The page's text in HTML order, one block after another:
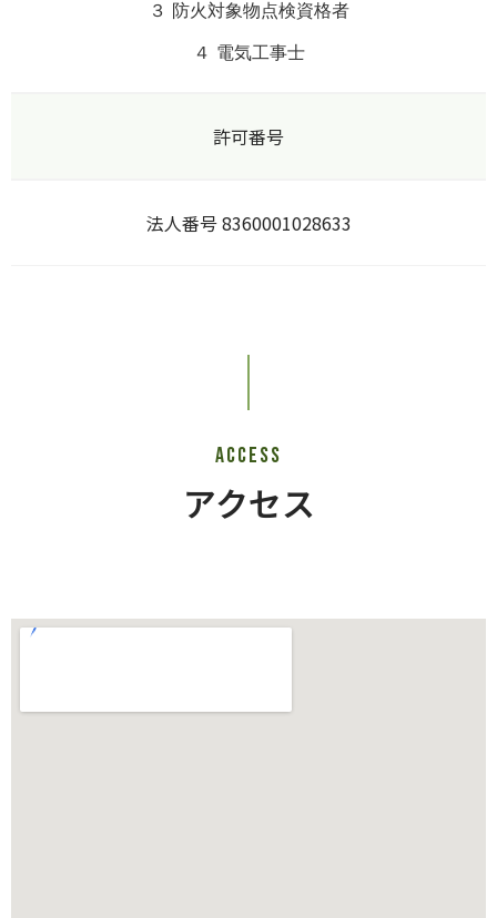
３ 防火対象物点検資格者
４ 電気工事士
許可番号
法人番号 8360001028633
ACCESS
アクセス